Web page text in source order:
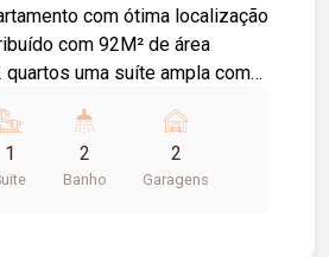
com ótima localização
com 92M² de área
1 2
Banho
2
Garagens